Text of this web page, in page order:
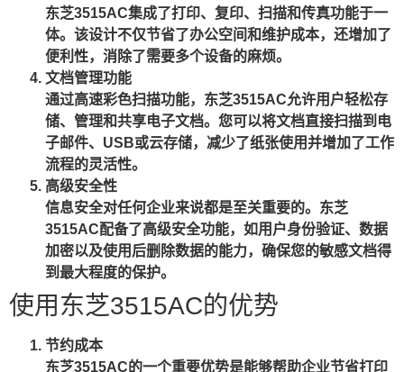
东芝3515AC集成了打印、复印、扫描和传真功能于一
体。该设计不仅节省了办公空间和维护成本，还增加了
便利性，消除了需要多个设备的麻烦。
文档管理功能
通过高速彩色扫描功能，东芝3515AC允许用户轻松存
储、管理和共享电子文档。您可以将文档直接扫描到电
子邮件、USB或云存储，减少了纸张使用并增加了工作
流程的灵活性。
高级安全性
信息安全对任何企业来说都是至关重要的。东芝
3515AC配备了高级安全功能，如用户身份验证、数据
加密以及使用后删除数据的能力，确保您的敏感文档得
到最大程度的保护。
使用东芝3515AC的优势
节约成本
东芝3515AC的一个重要优势是能够帮助企业节省打印